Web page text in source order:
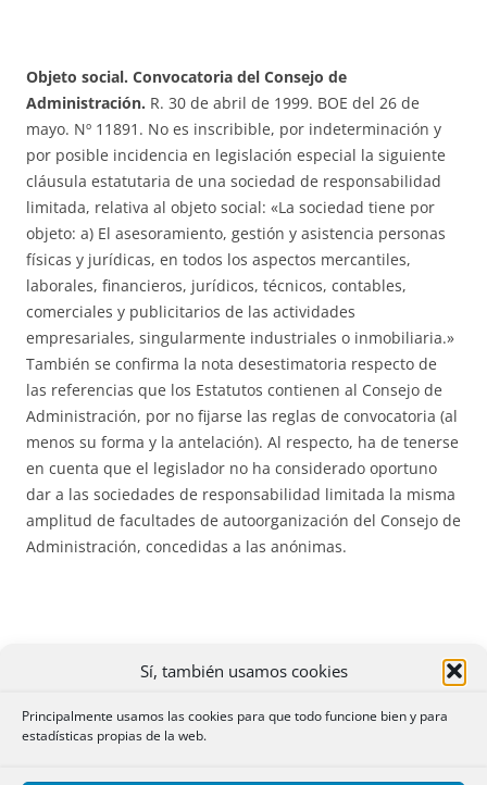
Sí, también usamos cookies
Principalmente usamos las cookies para que todo funcione bien y para
estadísticas propias de la web.
Objeto social. Convocatoria del Consejo de
Administración. R. 30 de abril de 1999. BOE del 26 de
mayo. Nº 11891. No es inscribible, por indeterminación y
por posible incidencia en legislación especial la siguiente
cláusula estatutaria de una sociedad de responsabilidad
limitada, relativa al objeto social: «La sociedad tiene por
objeto: a) El asesoramiento, gestión y asistencia personas
físicas y jurídicas, en todos los aspectos mercantiles,
laborales, financieros, jurídicos, técnicos, contables,
comerciales y publicitarios de las actividades
empresariales, singularmente industriales o inmobiliaria.»
También se confirma la nota desestimatoria respecto de
las referencias que los Estatutos contienen al Consejo de
Administración, por no fijarse las reglas de convocatoria (al
menos su forma y la antelación). Al respecto, ha de tenerse
en cuenta que el legislador no ha considerado oportuno
dar a las sociedades de responsabilidad limitada la misma
amplitud de facultades de autoorganización del Consejo de
Administración, concedidas a las anónimas.
. R. 2 de mayo de 1999. BOE del 31 de mayo. Nº
vez practicado, no cabe recurso gubernativo contra él, ya